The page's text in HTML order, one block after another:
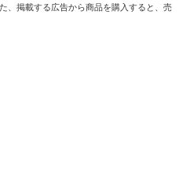
、掲載する広告から商品を購入すると、売